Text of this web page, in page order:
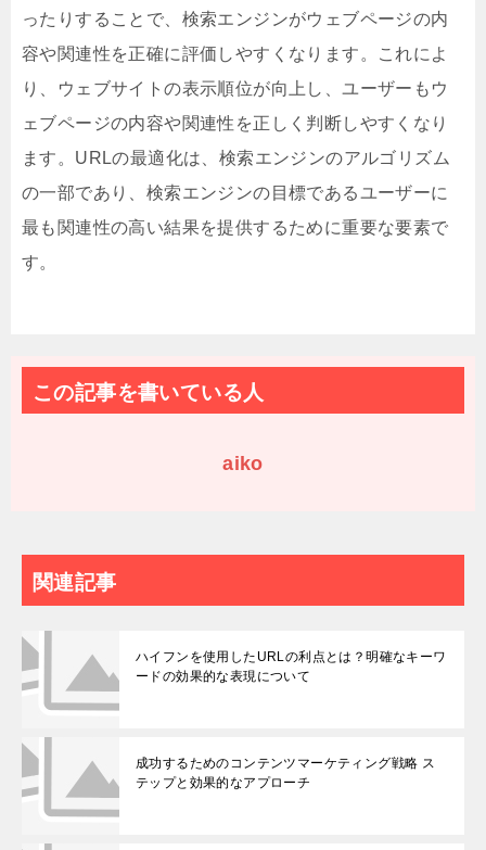
ったりすることで、検索エンジンがウェブページの内
容や関連性を正確に評価しやすくなります。これによ
り、ウェブサイトの表示順位が向上し、ユーザーもウ
ェブページの内容や関連性を正しく判断しやすくなり
ます。URLの最適化は、検索エンジンのアルゴリズム
の一部であり、検索エンジンの目標であるユーザーに
最も関連性の高い結果を提供するために重要な要素で
す。
この記事を書いている人
aiko
関連記事
ハイフンを使用したURLの利点とは？明確なキーワ
ードの効果的な表現について
成功するためのコンテンツマーケティング戦略 ス
テップと効果的なアプローチ